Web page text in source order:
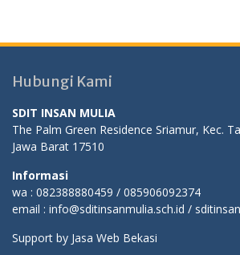
Hubungi Kami
SDIT INSAN MULIA
The Palm Green Residence Sriamur, Kec.
Jawa Barat 17510
Informasi
wa : 082388880459 / 085906092374
email : info@sditinsanmulia.sch.id /
Support by Jasa Web Bekasi